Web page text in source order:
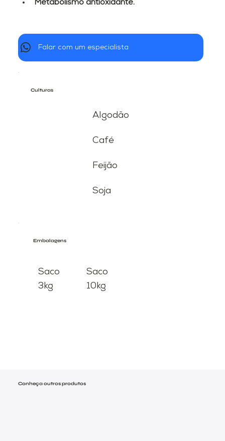
Conheça outros produtos
Metabolismo antioxidante.
Falar com um especialista
Culturas
Algodão
Café
Feijão
Soja
Embalagens
Saco
3kg
Saco
10kg